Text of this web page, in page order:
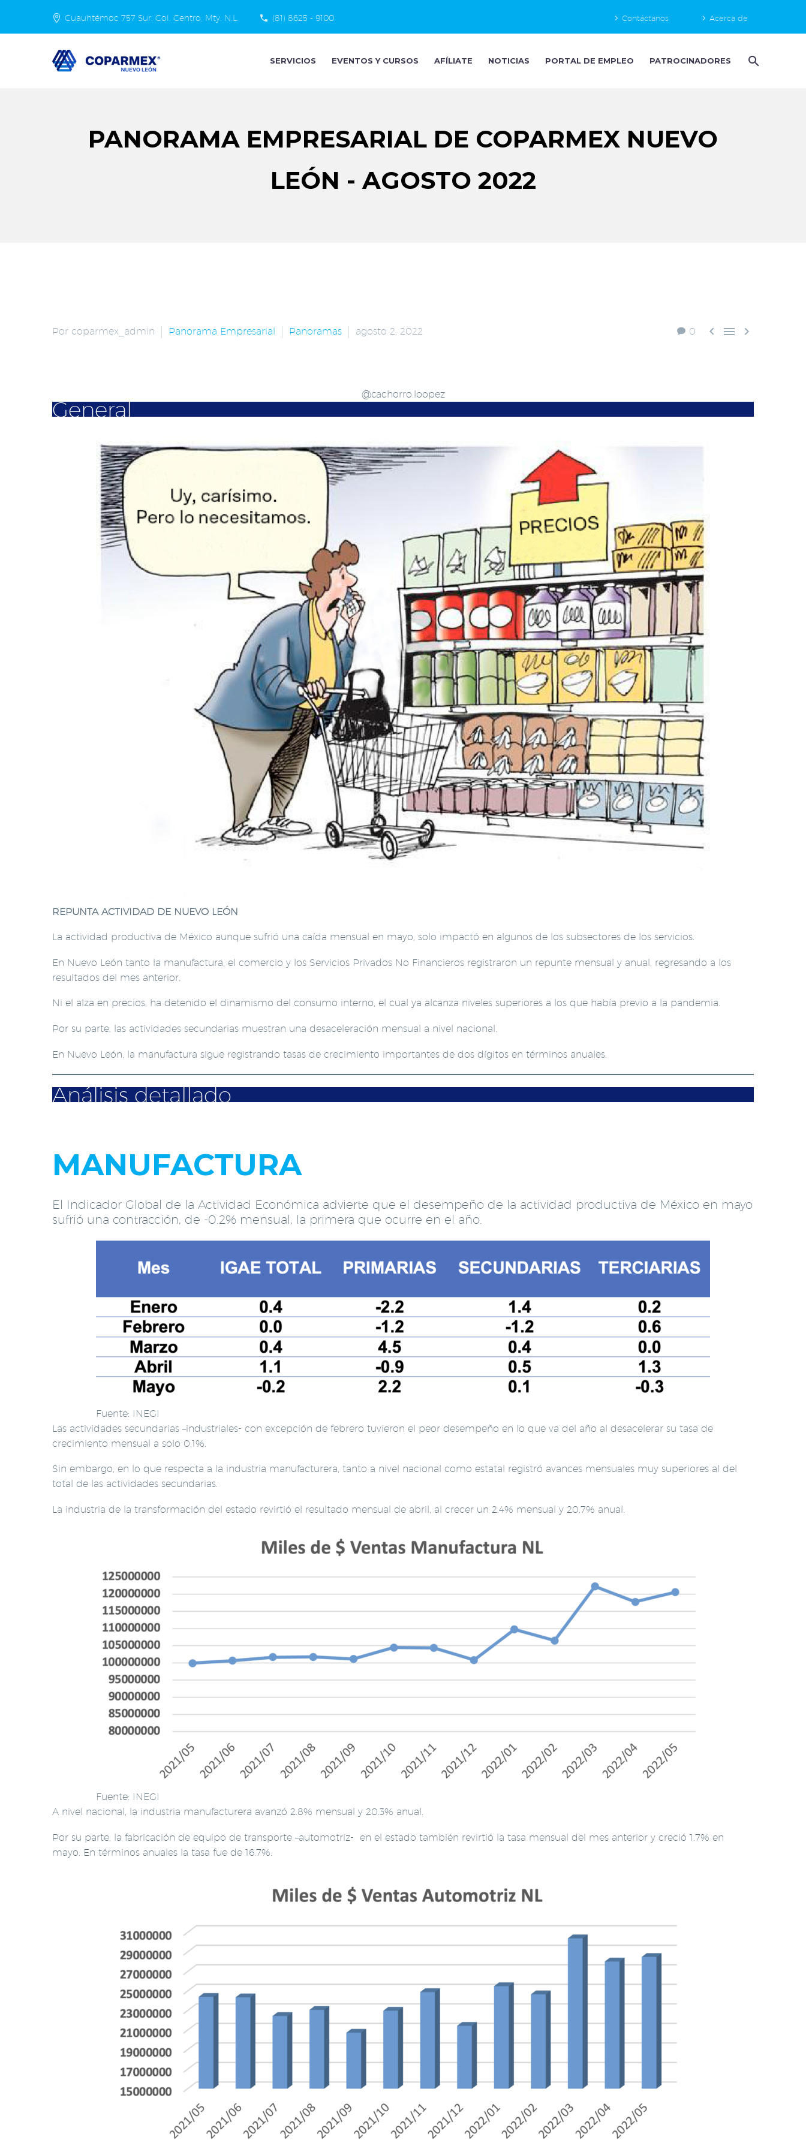
Cuauhtémoc 757 Sur. Col. Centro, Mty. N.L. (81) 8625 - 9100 Contáctanos Acerca de
SERVICIOS EVENTOS Y CURSOS AFÍLIATE NOTICIAS PORTAL DE EMPLEO PATROCINADORES
PANORAMA EMPRESARIAL DE COPARMEX NUEVO
LEÓN - AGOSTO 2022
0   
Por coparmex_admin Panorama Empresarial Panoramas agosto 2, 2022
@cachorro.loopez
General
REPUNTA ACTIVIDAD DE NUEVO LEÓN
La actividad productiva de México aunque sufrió una caída mensual en mayo, solo impactó en algunos de los subsectores de los servicios.
En Nuevo León tanto la manufactura, el comercio y los Servicios Privados No Financieros registraron un repunte mensual y anual, regresando a los
resultados del mes anterior.
Ni el alza en precios, ha detenido el dinamismo del consumo interno, el cual ya alcanza niveles superiores a los que había previo a la pandemia.
Por su parte, las actividades secundarias muestran una desaceleración mensual a nivel nacional.
En Nuevo León, la manufactura sigue registrando tasas de crecimiento importantes de dos dígitos en términos anuales.
Análisis detallado
MANUFACTURA
El Indicador Global de la Actividad Económica advierte que el desempeño de la actividad productiva de México en mayo
sufrió una contracción, de -0.2% mensual, la primera que ocurre en el año.
Fuente: INEGI
Las actividades secundarias –industriales- con excepción de febrero tuvieron el peor desempeño en lo que va del año al desacelerar su tasa de
crecimiento mensual a solo 0.1%.
Sin embargo, en lo que respecta a la industria manufacturera, tanto a nivel nacional como estatal registró avances mensuales muy superiores al del
total de las actividades secundarias.
La industria de la transformación del estado revirtió el resultado mensual de abril, al crecer un 2.4% mensual y 20.7% anual.
Fuente: INEGI
A nivel nacional, la industria manufacturera avanzó 2.8% mensual y 20.3% anual.
Por su parte, la fabricación de equipo de transporte –automotriz- en el estado también revirtió la tasa mensual del mes anterior y creció 1.7% en
mayo. En términos anuales la tasa fue de 16.7%.